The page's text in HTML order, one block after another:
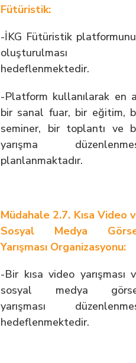
Fütüristik:
-İKG Fütüristik
oluşturulması
hedeflenmektedir.
-Platform kullanılarak en
bir sanal fuar, bir eğitim,
seminer, bir toplantı ve
yarışma
planlanmaktadır.
Müdahale 2.7. Kısa Video
Sosyal Medya
Yarışması Organizasyonu:
-Bir kısa video yarışması
sosyal medya
yarışması
hedeflenmektedir.